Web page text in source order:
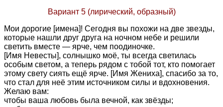
Вариант 5 (лирический, образный)
Мои дорогие [имена]! Сегодня вы похожи на две звезды,
которые нашли друг друга на ночном небе и решили
светить вместе — ярче, чем поодиночке.
[Имя Невесты], солнышко моё, ты всегда светилась
особым светом, а теперь рядом с тобой тот, кто помогает
этому свету сиять ещё ярче. [Имя Жениха], спасибо за то,
что стал для неё этим источником силы и вдохновения.
Желаю вам:
чтобы ваша любовь была вечной, как звёзды;